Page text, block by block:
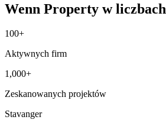
Wenn Property w liczbach
100+
Aktywnych firm
1,000+
Zeskanowanych projektów
Stavanger